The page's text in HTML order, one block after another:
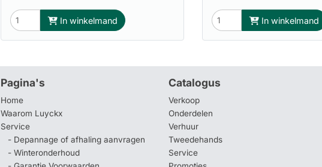
In winkelmand In winkelmand
Pagina's
Home
Waarom Luyckx
Service
- Depannage of afhaling aanvragen
- Winteronderhoud
Catalogus
Verkoop
Onderdelen
Verhuur
Tweedehands
Service